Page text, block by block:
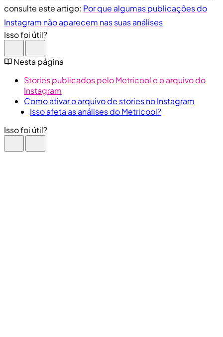
consulte este artigo: Por que algumas publicações do
Instagram não aparecem nas suas análises
Isso foi útil?
Nesta página
Stories publicados pelo Metricool e o arquivo do
Instagram
Como ativar o arquivo de stories no Instagram
Isso afeta as análises do Metricool?
Isso foi útil?